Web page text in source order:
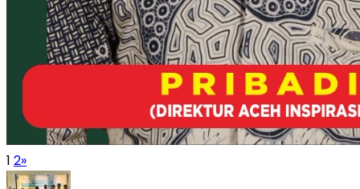
1 2»